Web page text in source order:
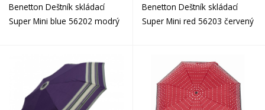
Benetton Deštník skládací
Super Mini blue 56202 modrý
Benetton Deštník skládací
Super Mini red 56203 červený